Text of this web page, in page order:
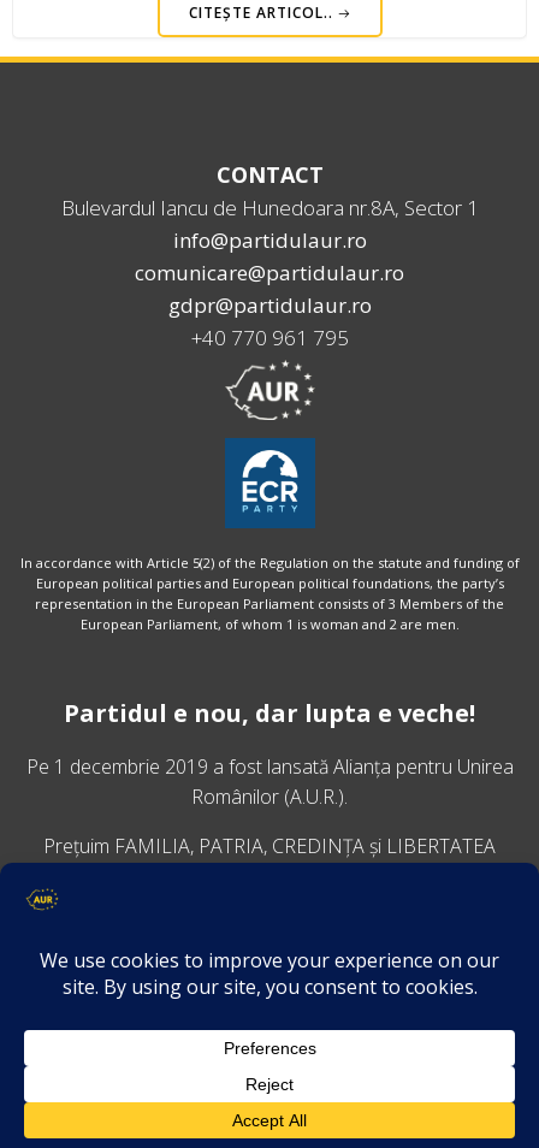
CITEȘTE ARTICOL..
CONTACT
Bulevardul Iancu de Hunedoara nr.8A, Sector 1
info@partidulaur.ro
comunicare@partidulaur.ro
gdpr@partidulaur.ro
+40 770 961 795
In accordance with Article 5(2) of the Regulation on the statute and funding of
European political parties and European political foundations, the party’s
representation in the European Parliament consists of 3 Members of the
European Parliament, of whom 1 is woman and 2 are men.
Partidul e nou, dar lupta e veche!
Pe 1 decembrie 2019 a fost lansatăAlianța pentru Unirea
Românilor (A.U.R.).
Prețuim FAMILIA, PATRIA, CREDINȚA și LIBERTATEA
VINO ALĂTURI DE NOI
Descarcă aplicația Platforma AUR
Termeni și condiții de confidențialitate
GDPR